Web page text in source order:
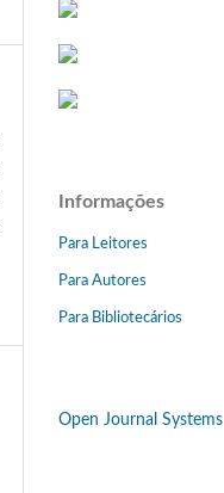
Informações
Para Leitores
Para Autores
Para Bibliotecários
Open Journal Systems